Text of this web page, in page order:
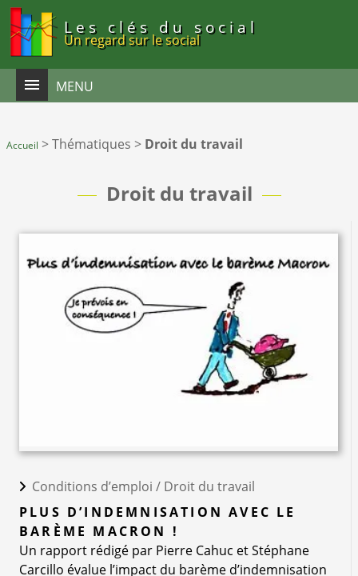
Les clés du social
Un regard sur le social
MENU
Accueil >Thématiques > Droit du travail
Droit du travail
Conditions d’emploi / Droit du travail
PLUS D’INDEMNISATION AVEC LE
BARÈME MACRON !
Un rapport rédigé par Pierre Cahuc et Stéphane
Carcillo évalue l’impact du barème d’indemnisation
Panneau de gestion des cookies